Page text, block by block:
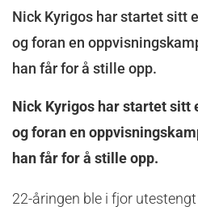
Nick Kyrigos har startet sitt
og foran en
han får for å stille opp.
Nick Kyrigos har startet sitt
og foran en
han får for å stille opp.
22-åringen ble i fjor